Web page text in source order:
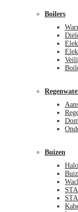
Boilers
Buizen